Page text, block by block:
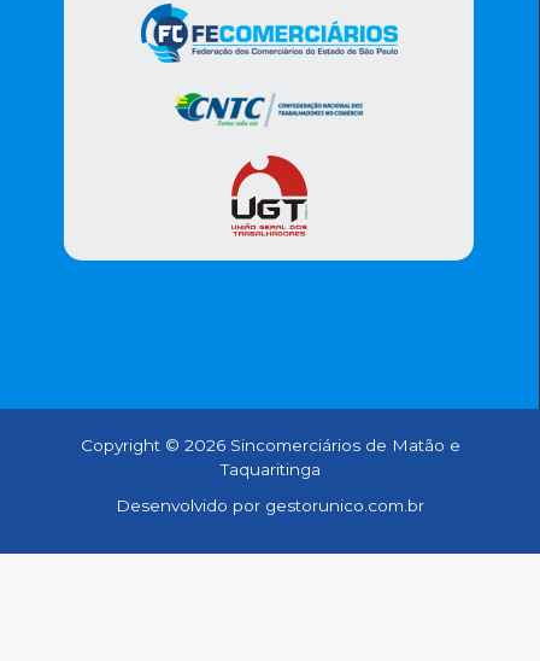
Copyright © 2026 Sincomerciários de Matão e
Taquaritinga
Desenvolvido por gestorunico.com.br